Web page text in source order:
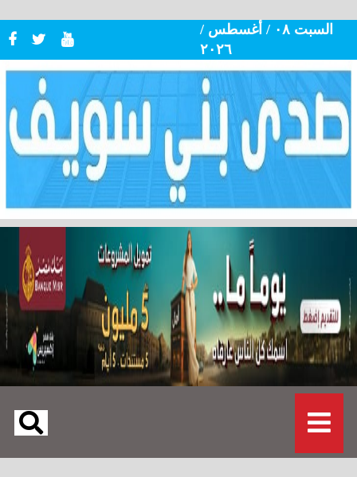
السبت ٠٨ / أغسطس /
٢٠٢٦